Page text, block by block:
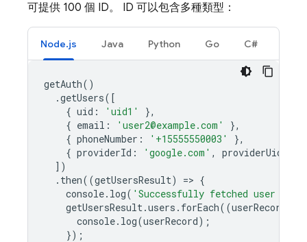
可提供 100 個 ID。 ID 可以包含多種類型：
Node.js Java Python Go C#
getAuth()
.getUsers([
{ uid : 'uid1'
},
{ email : 'user2@example.com'
},
{ phoneNumber : '+15555550003'
},
{ providerId : 'google.com' , providerUid
])
. then((getUsersResult) => {
console. log( 'Successfully fetched user
getUsersResult.users . forEach((userRecord
console. log(userRecord);
});